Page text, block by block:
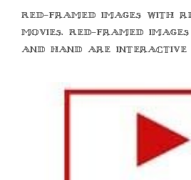
Red-framed images with
movies. Red-framed
and hand are interactive